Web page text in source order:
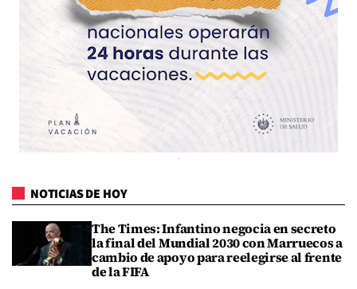
NOTICIAS DE HOY
The Times: Infantino negocia en secreto
la final del Mundial 2030 con Marruecos a
cambio de apoyo para reelegirse al frente
de la FIFA